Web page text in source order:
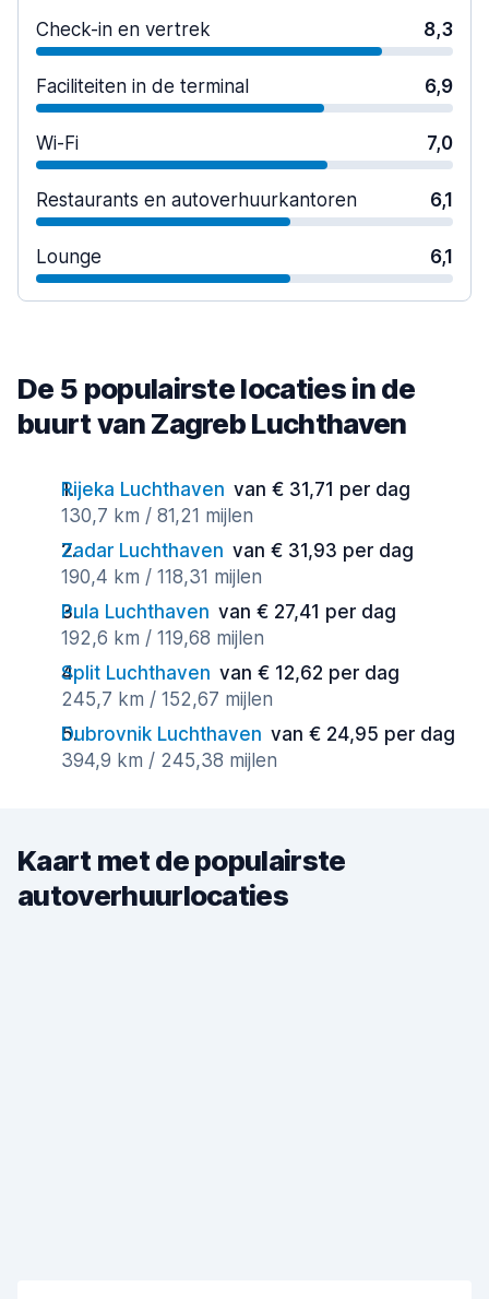
Check-in en vertrek 8,3
Faciliteiten in de terminal 6,9
Wi-Fi 7,0
Restaurants en autoverhuurkantoren 6,1
Lounge 6,1
De 5 populairste locaties in de
buurt van Zagreb Luchthaven
Rijeka Luchthaven van € 31,71 per dag
130,7 km / 81,21 mijlen
Zadar Luchthaven van € 31,93 per dag
190,4 km / 118,31 mijlen
Pula Luchthaven van € 27,41 per dag
192,6 km / 119,68 mijlen
Split Luchthaven van € 12,62 per dag
245,7 km / 152,67 mijlen
Dubrovnik Luchthaven van € 24,95 per dag
394,9 km / 245,38 mijlen
Kaart met de populairste
autoverhuurlocaties